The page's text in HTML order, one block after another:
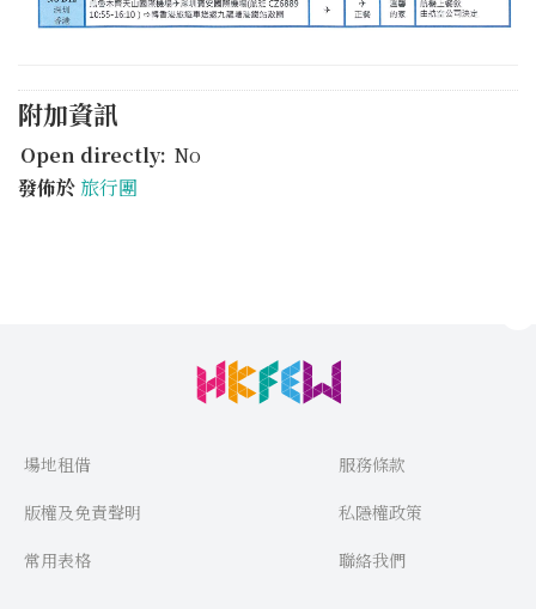
附加資訊
Open directly: No
發佈於 旅行團
場地租借
服務條款
版權及免責聲明
私隱權政策
常用表格
聯絡我們